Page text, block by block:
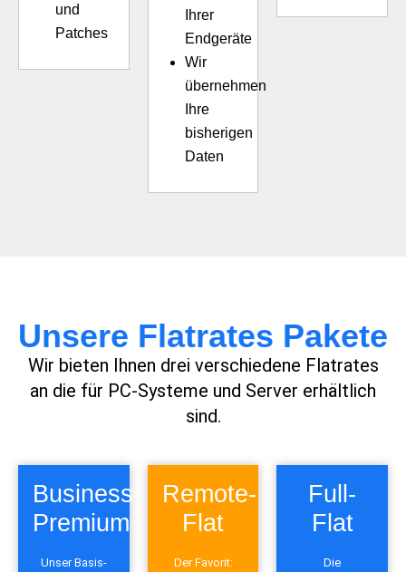
und
Patches
Ihrer
Endgeräte
Wir
übernehmen
Ihre
bisherigen
Daten
Unsere Flatrates Pakete
Wir bieten Ihnen drei verschiedene Flatrates
an die für PC-Systeme und Server erhältlich
sind.
Business
Premium
Unser Basis-
Remote-
Flat
Der Favorit:
Full-
Flat
Die